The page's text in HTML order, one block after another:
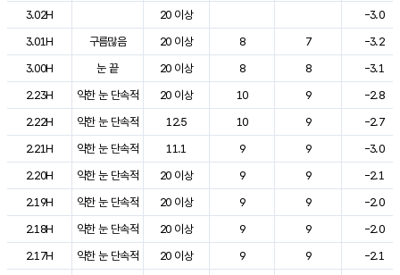
3.02H
20 이상
-3.0
3.01H
구름많음 20 이상 8 7
-3.2
3.00H
눈 끝 20 이상 8 8
-3.1
2.23H
약한 눈 단속적 20 이상 10 9
-2.8
2.22H
약한 눈 단속적 12.5 10 9
-2.7
2.21H
약한 눈 단속적 11.1 9 9
-3.0
2.20H
약한 눈 단속적 20 이상 9 9
-2.1
2.19H
약한 눈 단속적 20 이상 9 9
-2.0
2.18H
약한 눈 단속적 20 이상 9 9
-2.0
2.17H
약한 눈 단속적 20 이상 9 9
-2.1